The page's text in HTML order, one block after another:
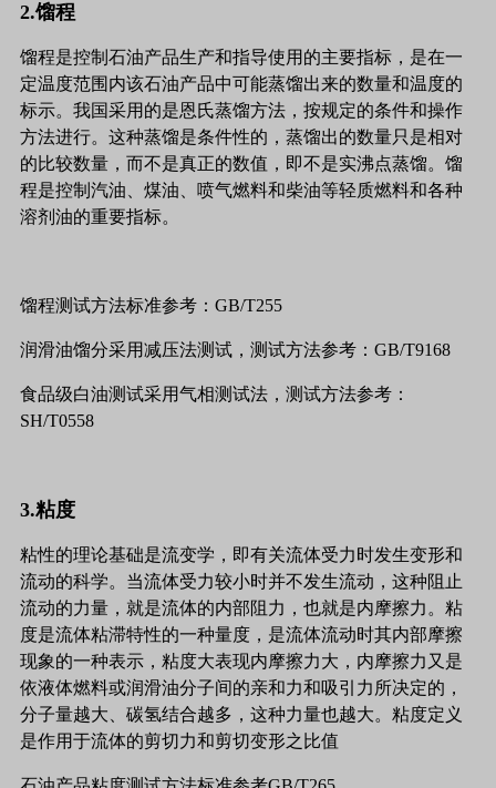
2.馏程
馏程是控制石油产品生产和指导使用的主要指标，是在一
定温度范围内该石油产品中可能蒸馏出来的数量和温度的
标示。我国采用的是恩氏蒸馏方法，按规定的条件和操作
方法进行。这种蒸馏是条件性的，蒸馏出的数量只是相对
的比较数量，而不是真正的数值，即不是实沸点蒸馏。馏
程是控制汽油、煤油、喷气燃料和柴油等轻质燃料和各种
溶剂油的重要指标。
馏程测试方法标准参考：GB/T255
润滑油馏分采用减压法测试，测试方法参考：GB/T9168
食品级白油测试采用气相测试法，测试方法参考：
SH/T0558
3.粘度
粘性的理论基础是流变学，即有关流体受力时发生变形和
流动的科学。当流体受力较小时并不发生流动，这种阻止
流动的力量，就是流体的内部阻力，也就是内摩擦力。粘
度是流体粘滞特性的一种量度，是流体流动时其内部摩擦
现象的一种表示，粘度大表现内摩擦力大，内摩擦力又是
依液体燃料或润滑油分子间的亲和力和吸引力所决定的，
分子量越大、碳氢结合越多，这种力量也越大。粘度定义
是作用于流体的剪切力和剪切变形之比值